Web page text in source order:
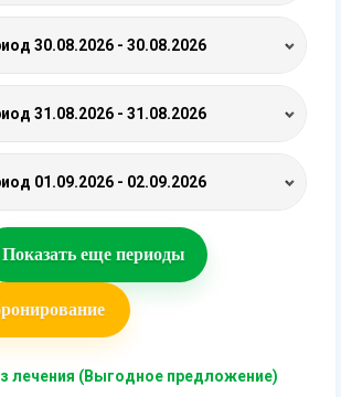
30.08.2026 - 30.08.2026
31.08.2026 - 31.08.2026
01.09.2026 - 02.09.2026
Показать еще периоды
лечения (Выгодное предложение)